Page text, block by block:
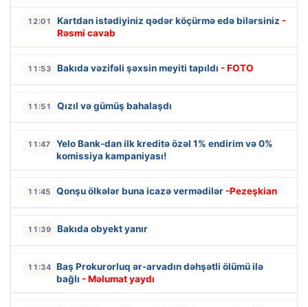
12:01 Kartdan istədiyiniz qədər köçürmə edə bilərsiniz -
Rəsmi cavab
11:53 Bakıda vəzifəli şəxsin meyiti tapıldı - FOTO
11:51 Qızıl və gümüş bahalaşdı
11:47
Yelo Bank-dan ilk kreditə özəl 1% endirim və 0%
komissiya kampaniyası!
11:45 Qonşu ölkələr buna icazə vermədilər -Pezeşkian
11:39 Bakıda obyekt yanır
11:34 Baş Prokurorluq ər-arvadın dəhşətli ölümü ilə
bağlı - Məlumat yaydı